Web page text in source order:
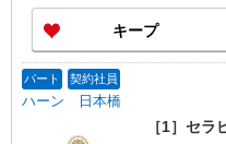
キープ
パート 契約社員
ハーン 日本橋
［1］セラ